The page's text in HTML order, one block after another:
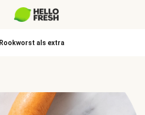
Rookworst als extra